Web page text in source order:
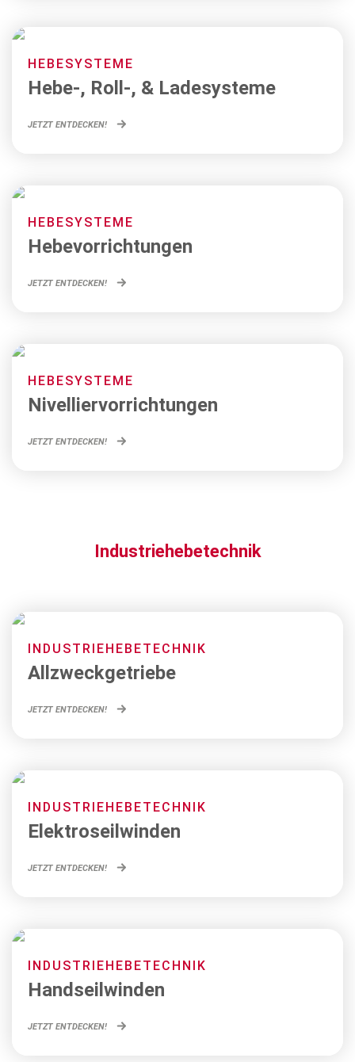
HEBESYSTEME
Hebe-, Roll-, & Ladesysteme
JETZT ENTDECKEN!
HEBESYSTEME
Hebevorrichtungen
JETZT ENTDECKEN!
HEBESYSTEME
Nivelliervorrichtungen
JETZT ENTDECKEN!
Industriehebetechnik
INDUSTRIEHEBETECHNIK
Allzweckgetriebe
JETZT ENTDECKEN!
INDUSTRIEHEBETECHNIK
Elektroseilwinden
JETZT ENTDECKEN!
INDUSTRIEHEBETECHNIK
Handseilwinden
JETZT ENTDECKEN!